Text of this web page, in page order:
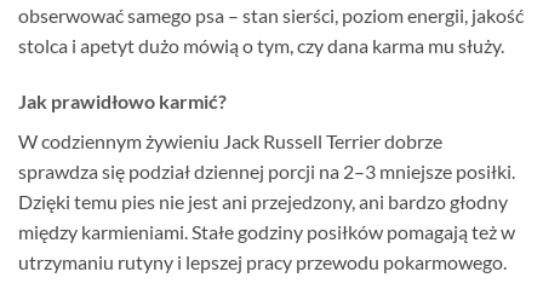
obserwować samego psa – stan sierści, poziom energii, jakość
stolca i apetyt dużo mówią o tym, czy dana karma mu służy.
Jak prawidłowo karmić?
W codziennym żywieniu Jack Russell Terrier dobrze
sprawdza się podział dziennej porcji na 2–3 mniejsze posiłki.
Dzięki temu pies nie jest ani przejedzony, ani bardzo głodny
między karmieniami. Stałe godziny posiłków pomagają też w
utrzymaniu rutyny i lepszej pracy przewodu pokarmowego.